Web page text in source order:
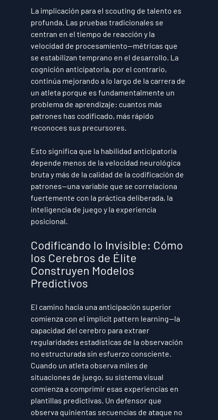
La implicación para el scouting de talento es
profunda. Las pruebas tradicionales se
centran en el tiempo de reacción y la
velocidad de procesamiento—métricas que
se estabilizan temprano en el desarrollo. La
cognición anticipatoria, por el contrario,
continúa mejorando a lo largo de la carrera de
un atleta porque es fundamentalmente un
problema de aprendizaje: cuantos más
patrones has codificado, más rápido
reconoces sus precursores.
Esto significa que la habilidad anticipatoria
depende menos de la velocidad neurológica
bruta y más de la calidad de la codificación de
patrones—una variable que se correlaciona
fuertemente con la práctica deliberada, la
inteligencia de juego y la experiencia
posicional.
Codificando lo Invisible: Cómo
los Cerebros de Élite
Construyen Modelos
Predictivos
El camino hacia una anticipación superior
comienza con el implicit pattern learning—la
capacidad del cerebro para extraer
regularidades estadísticas de la observación
no estructurada sin esfuerzo consciente.
Cuando un atleta observa miles de
situaciones de juego, su sistema visual
comienza a comprimir esas experiencias en
plantillas predictivas. Un defensor que
observa quinientas secuencias de ataque no